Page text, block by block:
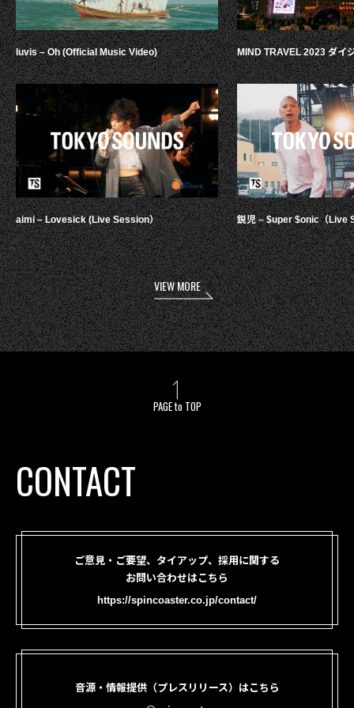
luvis – Oh (Official Music Video)
aimi – Lovesick (Live Session）
MIND TRAVEL 2023 ダイ
鋭児 – $uper $onic（Live
VIEW MORE
PAGE to TOP
CONTACT
ご意見・ご要望、タイアップ、採用に関する
お問い合わせはこちら
https://spincoaster.co.jp/contact/
音源・情報提供（プレスリリース）はこちら